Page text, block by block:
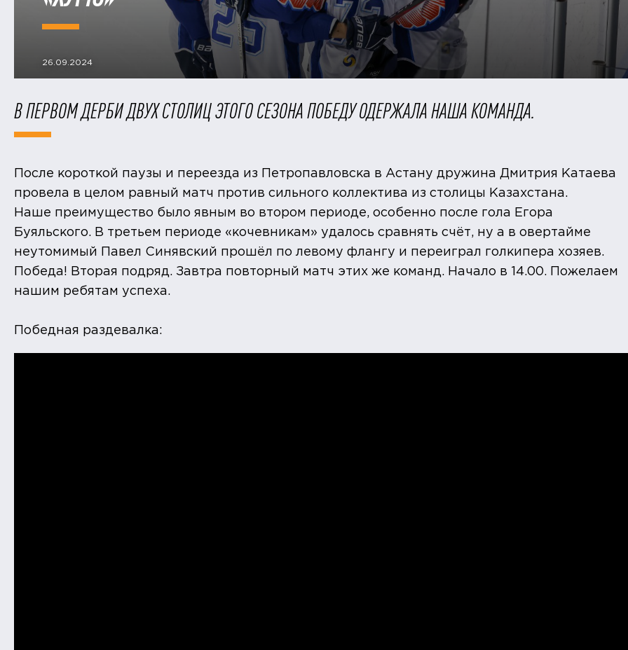
26.09.2024
В ПЕРВОМ ДЕРБИ ДВУХ СТОЛИЦ ЭТОГО СЕЗОНА ПОБЕДУ ОДЕРЖАЛА НАША КОМАНДА.
После короткой паузы и переезда из Петропавловска в Астану дружина Дмитрия Катаева
провела в целом равный матч против сильного коллектива из столицы Казахстана.
Наше преимущество было явным во втором периоде, особенно после гола Егора
Буяльского. В третьем периоде «кочевникам» удалось сравнять счёт, ну а в овертайме
неутомимый Павел Синявский прошёл по левому флангу и переиграл голкипера хозяев.
Победа! Вторая подряд. Завтра повторный матч этих же команд. Начало в 14.00. Пожелаем
нашим ребятам успеха.
Победная раздевалка: